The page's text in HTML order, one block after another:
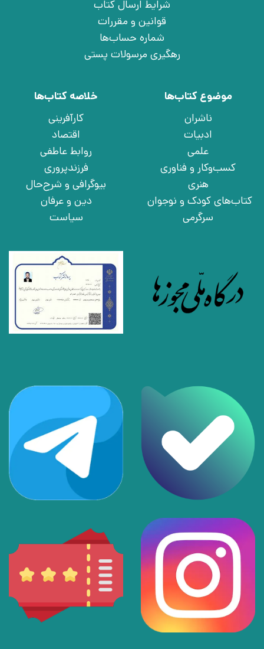
شرایط ارسال کتاب
قوانین و مقررات
شماره حساب‌ها
رهگیری مرسولات پستی
موضوع کتاب‌ها
ناشران
ادبیات
علمی
کسب‌وکار و فناوری
هنری
کتاب‌های کودک و نوجوان
سرگرمی
خلاصه کتاب‌ها
کارآفرینی
اقتصاد
روابط عاطفی
فرزندپروری
بیوگرافی و شرح‌حال
دین و عرفان
سیاست